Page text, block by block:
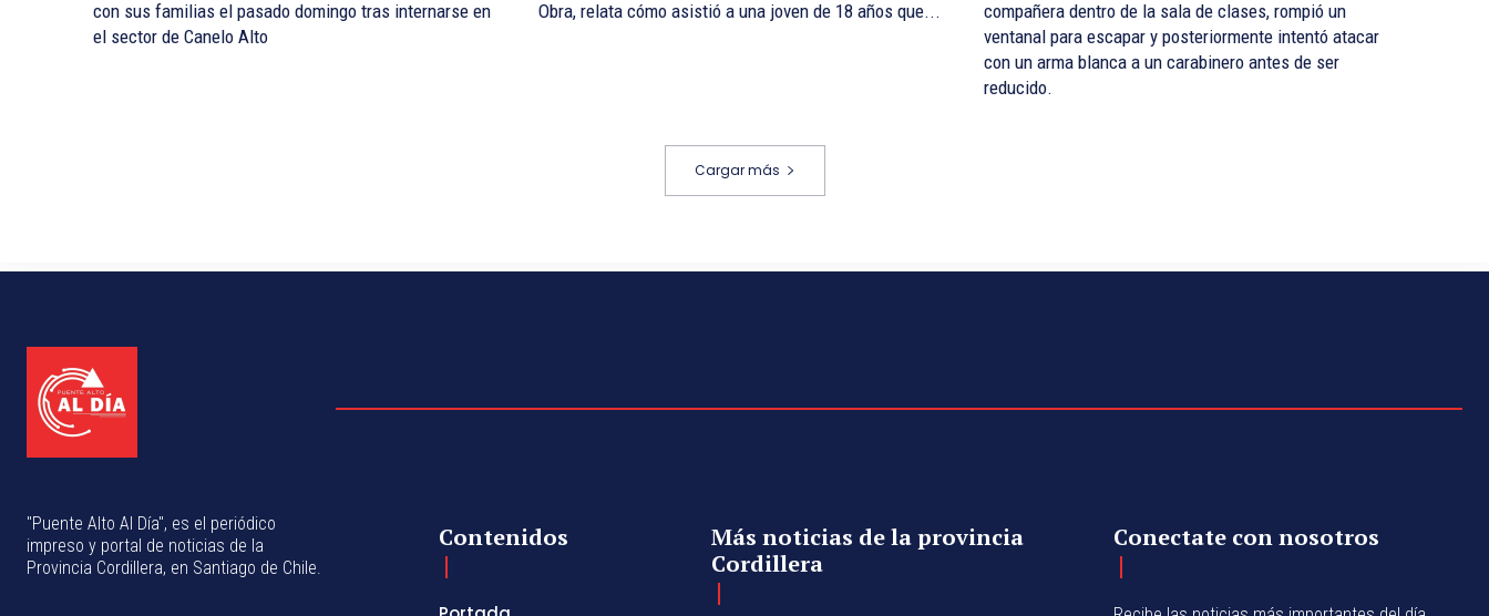
con sus familias el pasado domingo tras internarse en
el sector de Canelo Alto
Obra, relata cómo asistió a una joven de 18 años que...
compañera dentro de la sala de clases, rompió un
ventanal para escapar y posteriormente intentó atacar
con un arma blanca a un carabinero antes de ser
reducido.
Cargar más
"Puente Alto Al Día", es el periódico
impreso y portal de noticias de la
Provincia Cordillera, en Santiago de Chile.
Contenidos
Más noticias de la provincia
Cordillera
Conectate con nosotros